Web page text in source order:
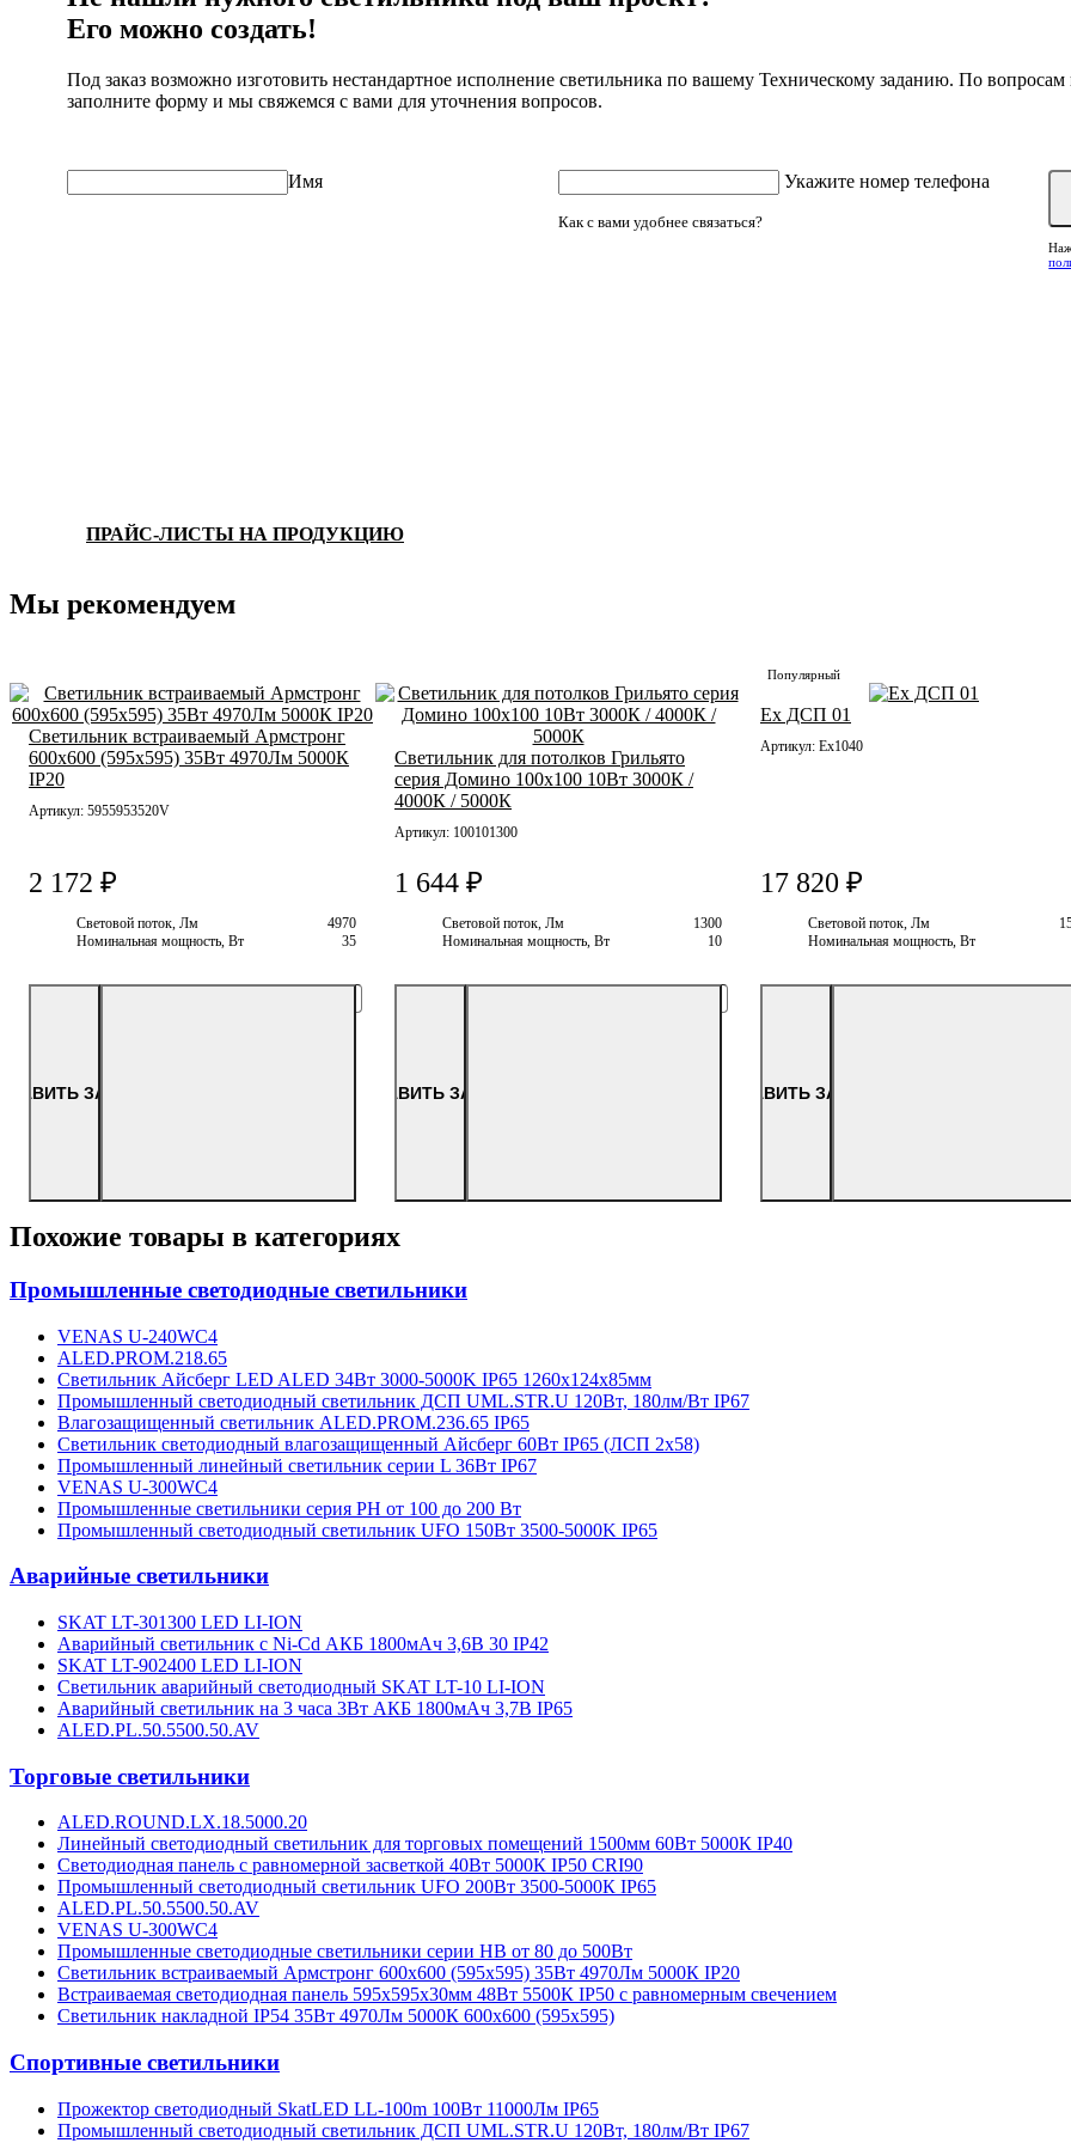
Его можно создать!
Под заказ возможно изготовить нестандартное исполнение светильника по вашему Техническому заданию. По
заполните форму и мы свяжемся с вами для уточнения вопросов.
Имя Укажите номер телефона
Как с вами удобнее связаться?
ПРАЙС-ЛИСТЫ НА ПРОДУКЦИЮ
Мы рекомендуем
Светильник встраиваемый Армстронг
600х600 (595х595) 35Вт 4970Лм 5000К
IP20
Артикул: 5955953520V
2 172 ₽
Световой поток, Лм
4970
Номинальная мощность, Вт
35
ЗАПРОС
+
Светильник для потолков Грильято
серия Домино 100х100 10Вт 3000К /
4000К / 5000К
Артикул: 100101300
1 644 ₽
Световой поток, Лм
1300
Номинальная мощность, Вт
10
ОТПРАВИТЬ ЗАПРОС
+
Популярный
Ex ДСП 01
Артикул: Ex1040
17 820 ₽
Световой поток, Лм
Номинальная мощность, Вт
ОТПРАВИТЬ ЗАПРОС
+
Похожие товары в категориях
Промышленные светодиодные светильники
VENAS U-240WC4
ALED.PROM.218.65
Светильник Айсберг LED ALED 34Вт 3000-5000K IP65 1260х124х85мм
Промышленный светодиодный светильник ДСП UML.STR.U 120Вт, 180лм/Вт IP67
Влагозащищенный светильник ALED.PROM.236.65 IP65
Светильник светодиодный влагозащищенный Айсберг 60Вт IP65 (ЛСП 2х58)
Промышленный линейный светильник серии L 36Вт IP67
VENAS U-300WC4
Промышленные светильники серия PH от 100 до 200 Вт
Промышленный светодиодный светильник UFO 150Вт 3500-5000K IP65
Аварийные светильники
SKAT LT-301300 LED LI-ION
Аварийный светильник с Ni-Cd АКБ 1800мАч 3,6В 30 IP42
SKAT LT-902400 LED LI-ION
Светильник аварийный светодиодный SKAT LT-10 LI-ION
Аварийный светильник на 3 часа 3Вт АКБ 1800мАч 3,7В IP65
ALED.PL.50.5500.50.AV
Торговые светильники
ALED.ROUND.LX.18.5000.20
Линейный светодиодный светильник для торговых помещений 1500мм 60Вт 5000К IP40
Светодиодная панель с равномерной засветкой 40Вт 5000К IP50 CRI90
Промышленный светодиодный светильник UFO 200Вт 3500-5000К IP65
ALED.PL.50.5500.50.AV
VENAS U-300WC4
Промышленные светодиодные светильники серии HB от 80 до 500Вт
Светильник встраиваемый Армстронг 600х600 (595х595) 35Вт 4970Лм 5000К IP20
Встраиваемая светодиодная панель 595х595х30мм 48Вт 5500К IP50 с равномерным свечением
Светильник накладной IP54 35Вт 4970Лм 5000К 600х600 (595х595)
Спортивные светильники
Прожектор светодиодный SkatLED LL-100m 100Вт 11000Лм IP65
Промышленный светодиодный светильник ДСП UML.STR.U 120Вт, 180лм/Вт IP67
ЗАГРУЗИТЬ ФАЙЛ
Нажимая кнопку "Отправить", Вы подтверждаете свое согласие с